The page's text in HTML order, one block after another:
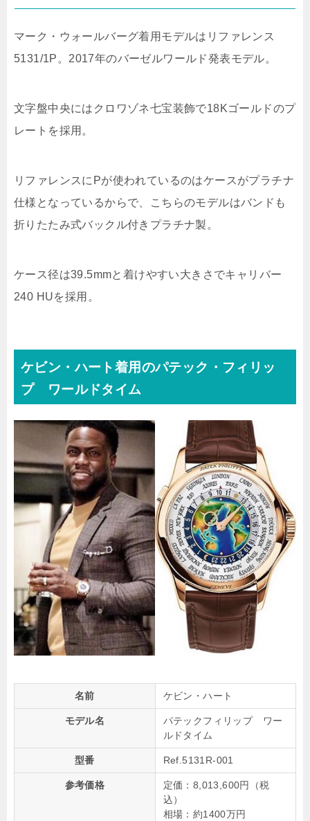
マーク・ウォールバーグ着用モデルはリファレンス
5131/1P。2017年のバーゼルワールド発表モデル。
文字盤中央にはクロワゾネ七宝装飾で18Kゴールドのプ
レートを採用。
リファレンスにPが使われているのはケースがプラチナ
仕様となっているからで、こちらのモデルはバンドも
折りたたみ式バックル付きプラチナ製。
ケース径は39.5mmと着けやすい大きさでキャリバー
240 HUを採用。
ケビン・ハート着用のパテック・フィリッ
プ ワールドタイム
名前 ケビン・ハート
モデル名
パテックフィリップ ワー
ルドタイム
型番 Ref.5131R-001
参考価格
定価：8,013,600円（税
込）
相場：約1400万円